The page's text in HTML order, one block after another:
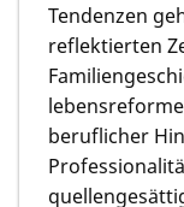
Tendenzen
reflektierten
beruflicher